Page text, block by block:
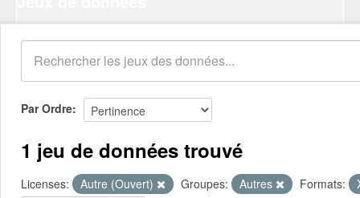
Organisations
Groupes
Demandes 0
À propos
Par Ordre
1 jeu de données trouvé
Licenses: Autre (Ouvert) Groupes: Autres Formats: